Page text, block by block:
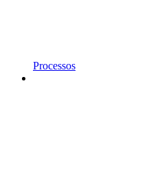
Processos